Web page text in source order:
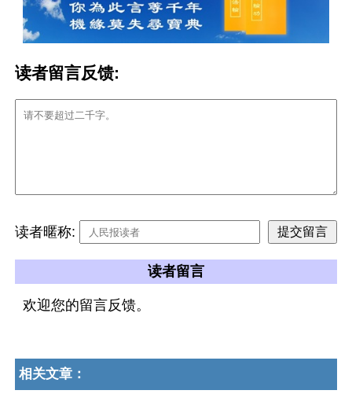
读者留言反馈:
读者暱称:
读者留言
欢迎您的留言反馈。
相关文章：